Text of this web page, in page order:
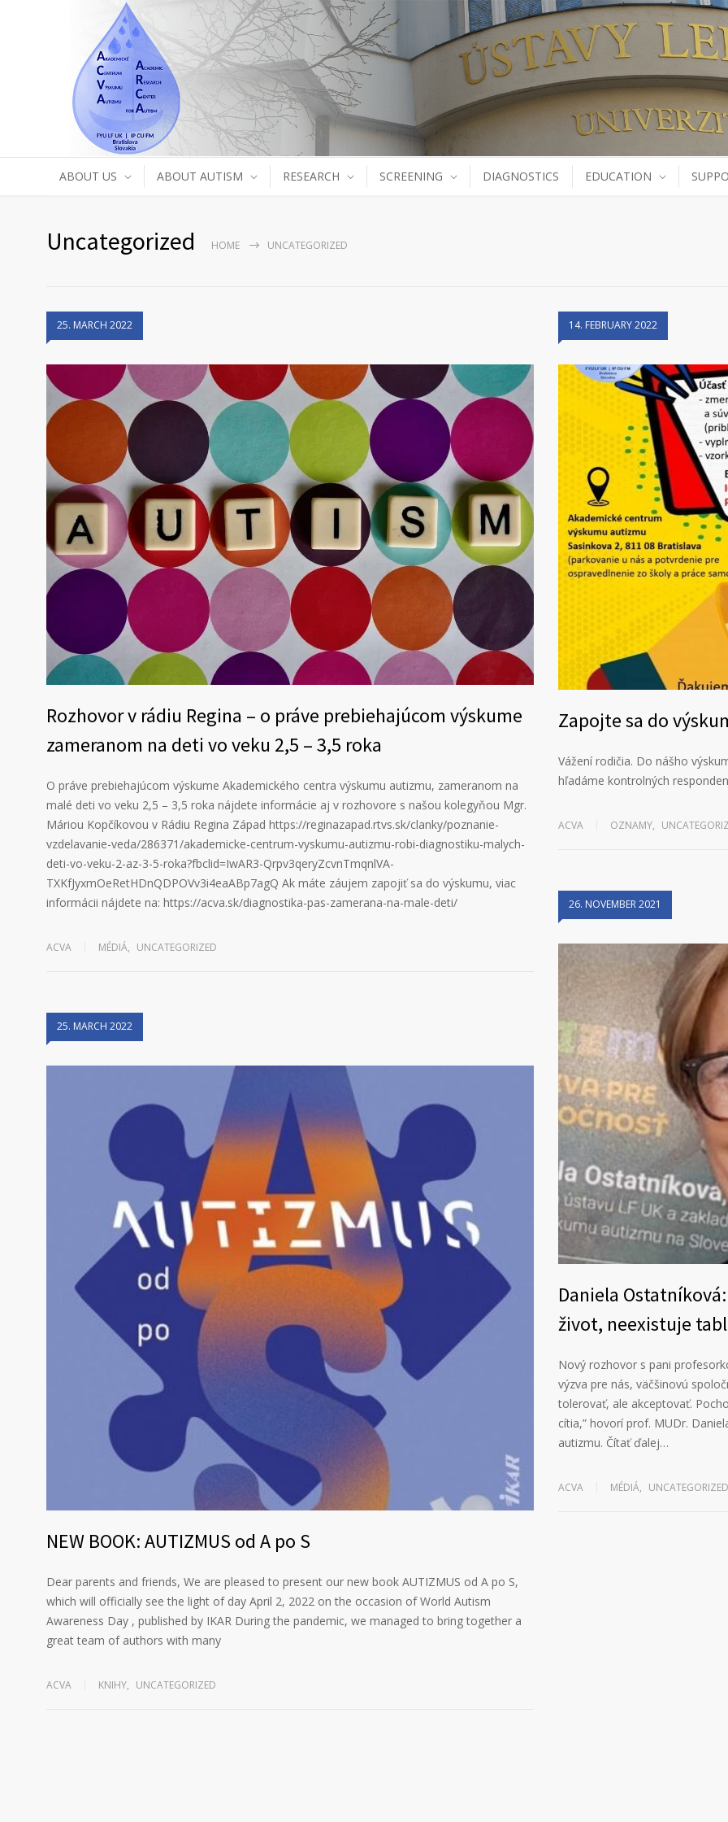
ABOUT US ABOUT AUTISM RESEARCH SCREENING DIAGNOSTICS EDUCATION
Uncategorized HOME UNCATEGORIZED
25. MARCH 2022
Rozhovor v rádiu Regina – o práve prebiehajúcom výskume
zameranom na deti vo veku 2,5 – 3,5 roka
O práve prebiehajúcom výskume Akademického centra výskumu autizmu, zameranom na
malé deti vo veku 2,5 – 3,5 roka nájdete informácie aj v rozhovore s našou kolegyňou Mgr.
Máriou Kopčíkovou v Rádiu Regina Západ https://reginazapad.rtvs.sk/clanky/poznanie-
vzdelavanie-veda/286371/akademicke-centrum-vyskumu-autizmu-robi-diagnostiku-malych-
deti-vo-veku-2-az-3-5-roka?fbclid=IwAR3-Qrpv3qeryZcvnTmqnlVA-
TXKfJyxmOeRetHDnQDPOVv3i4eaABp7agQ Ak máte záujem zapojiť sa do výskumu, viac
informácii nájdete na: https://acva.sk/diagnostika-pas-zamerana-na-male-deti/
ACVA MÉDIÁ, UNCATEGORIZED
25. MARCH 2022
NEW BOOK: AUTIZMUS od A po S
Dear parents and friends, We are pleased to present our new book AUTIZMUS od A po S,
which will officially see the light of day April 2, 2022 on the occasion of World Autism
Awareness Day , published by IKAR During the pandemic, we managed to bring together a
great team of authors with many
ACVA KNIHY, UNCATEGORIZED
14. FEBRUARY 2022
Zapojte sa do
Vážení rodičia. Do nášho
hľadáme kontrolných
ACVA OZNAMY,
26. NOVEMBER 2021
Daniela
život, neexistuje
Nový rozhovor s pani
výzva pre nás, väčšinovú
tolerovať, ale akceptovať.
cítia,” hovorí prof. MUDr.
autizmu. Čítať ďalej…
ACVA MÉDIÁ, UNCATEGORIZED